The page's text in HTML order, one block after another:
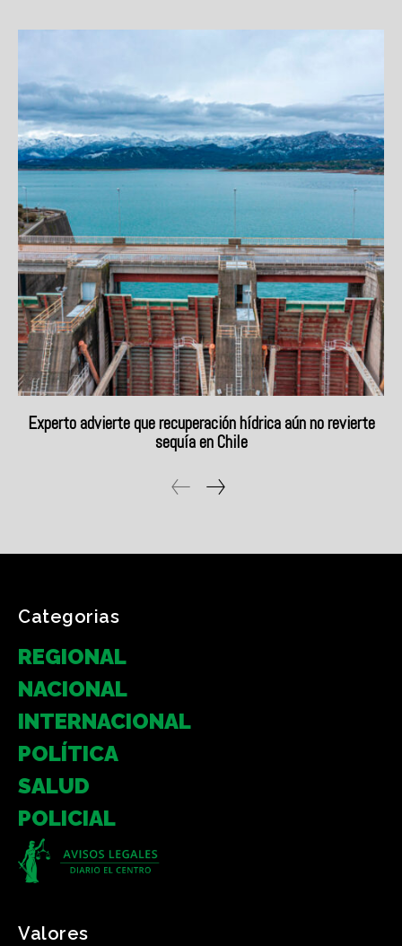
Categorias
REGIONAL
NACIONAL
INTERNACIONAL
POLÍTICA
SALUD
POLICIAL
Valores